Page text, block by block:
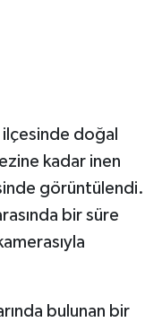
doğal
kadar inen
görüntülendi.
bir süre
bulunan bir